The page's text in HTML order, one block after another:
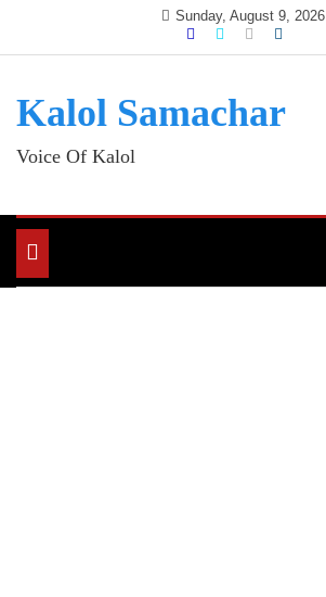
Sunday, August 9, 2026
Kalol Samachar
Voice Of Kalol
Toggle
navigation